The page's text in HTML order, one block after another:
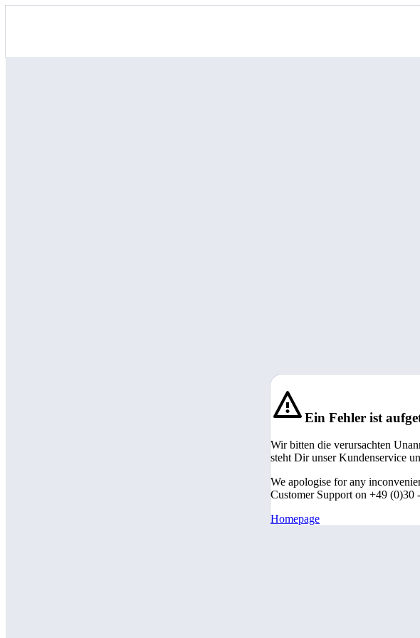
Ein Fehler ist
Wir bitten die verursachten
steht Dir unser Kundenservice
We apologise for any
Customer Support on +49 (0)30
Homepage